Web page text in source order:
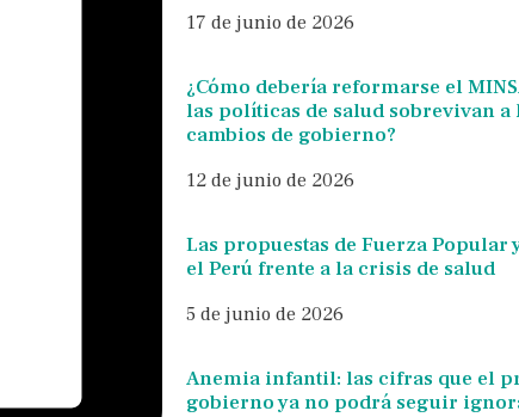
17 de junio de 2026
¿Cómo debería reformarse el
las políticas de salud sobrevivan a
cambios de gobierno?
12 de junio de 2026
Las propuestas de Fuerza Popular
el Perú frente a la crisis de salud
5 de junio de 2026
Anemia infantil: las cifras que el
gobierno ya no podrá seguir